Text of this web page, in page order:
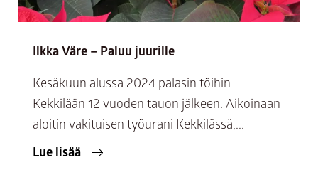
Ilkka Väre – Paluu juurille
Kesäkuun alussa 2024 palasin töihin
Kekkilään 12 vuoden tauon jälkeen. Aikoinaan
aloitin vakituisen työurani Kekkilässä,...
Lue lisää